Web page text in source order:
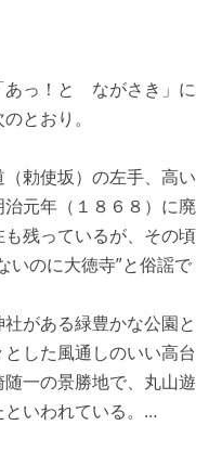
あっ！と ながさき」に
とおり。
勅使坂）の左手、高い
元年（１８６８）に廃
残っているが、その頃
いのに大徳寺”と俗謡で
がある緑豊かな公園と
した風通しのいい高台
一の景勝地で、丸山遊
といわれている。…